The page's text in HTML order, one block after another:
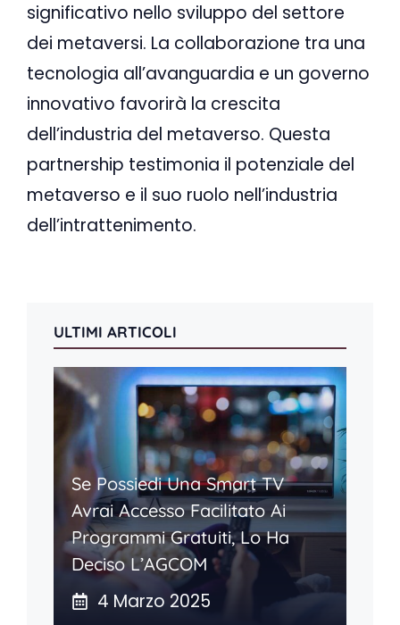
significativo nello sviluppo del settore
dei metaversi. La collaborazione tra una
tecnologia all’avanguardia e un governo
innovativo favorirà la crescita
dell’industria del metaverso. Questa
partnership testimonia il potenziale del
metaverso e il suo ruolo nell’industria
dell’intrattenimento.
ULTIMI ARTICOLI
Se Possiedi Una Smart TV
Avrai Accesso Facilitato Ai
Programmi Gratuiti, Lo Ha
Deciso L’AGCOM
4 Marzo 2025